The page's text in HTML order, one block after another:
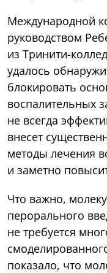
Международной
руководством
из Тринити-
удалось
блокировать
воспалительных
не всегда
внесет
методы лечения
и заметно
Что важно,
перорального
не требуется
показало, что